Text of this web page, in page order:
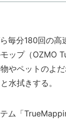
毎分180回の高
ップ（OZMO
やペットのよ
水拭きする。
ム「